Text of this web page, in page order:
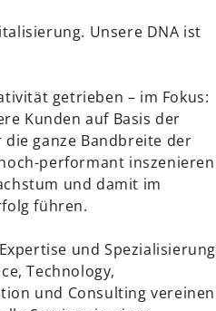
Unsere DNA ist
getrieben – im Fokus:
Kunden auf Basis der
ganze Bandbreite der
performant inszenieren
und damit im
führen.
und Spezialisierung
Technology,
und Consulting vereinen